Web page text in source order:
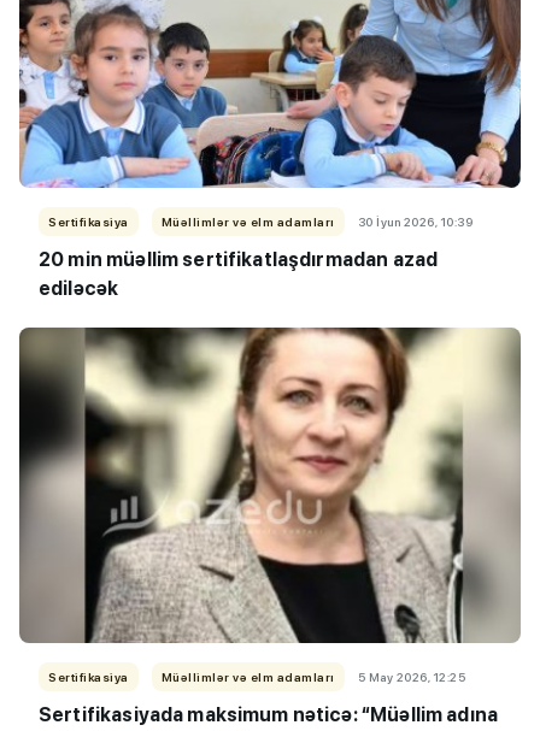
Sertifikasiya Müəllimlər və elm adamları 30 İyun 2026, 10:39
20 min müəllim sertifikatlaşdırmadan azad
ediləcək
Sertifikasiya Müəllimlər və elm adamları 5 May 2026, 12:25
Sertifikasiyada maksimum nəticə: “Müəllim adına